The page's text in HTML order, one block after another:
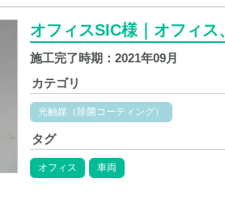
オフィスSIC様｜オフィス
施工完了時期： 2021年09月
カテゴリ
光触媒（除菌コーティング）
タグ
オフィス 車両